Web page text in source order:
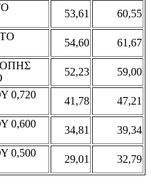
53,61
60,55
54,60
61,67
52,23
59,00
0,720
41,78
47,21
0,600
34,81
39,34
0,500
29,01 32,79